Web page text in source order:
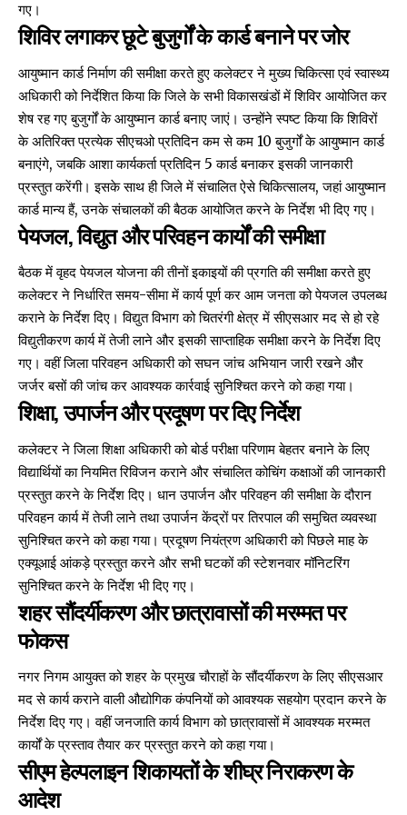
गए।
शिविर लगाकर छूटे बुजुर्गों के कार्ड बनाने पर जोर
आयुष्मान कार्ड निर्माण की समीक्षा करते हुए कलेक्टर ने मुख्य चिकित्सा एवं स्वास्थ्य
अधिकारी को निर्देशित किया कि जिले के सभी विकासखंडों में शिविर आयोजित कर
शेष रह गए बुजुर्गों के आयुष्मान कार्ड बनाए जाएं। उन्होंने स्पष्ट किया कि शिविरों
के अतिरिक्त प्रत्येक सीएचओ प्रतिदिन कम से कम 10 बुजुर्गों के आयुष्मान कार्ड
बनाएंगे, जबकि आशा कार्यकर्ता प्रतिदिन 5 कार्ड बनाकर इसकी जानकारी
प्रस्तुत करेंगी। इसके साथ ही जिले में संचालित ऐसे चिकित्सालय, जहां आयुष्मान
कार्ड मान्य हैं, उनके संचालकों की बैठक आयोजित करने के निर्देश भी दिए गए।
पेयजल, विद्युत और परिवहन कार्यों की समीक्षा
बैठक में वृहद पेयजल योजना की तीनों इकाइयों की प्रगति की समीक्षा करते हुए
कलेक्टर ने निर्धारित समय-सीमा में कार्य पूर्ण कर आम जनता को पेयजल उपलब्ध
कराने के निर्देश दिए। विद्युत विभाग को चितरंगी क्षेत्र में सीएसआर मद से हो रहे
विद्युतीकरण कार्य में तेजी लाने और इसकी साप्ताहिक समीक्षा करने के निर्देश दिए
गए। वहीं जिला परिवहन अधिकारी को सघन जांच अभियान जारी रखने और
जर्जर बसों की जांच कर आवश्यक कार्रवाई सुनिश्चित करने को कहा गया।
शिक्षा, उपार्जन और प्रदूषण पर दिए निर्देश
कलेक्टर ने जिला शिक्षा अधिकारी को बोर्ड परीक्षा परिणाम बेहतर बनाने के लिए
विद्यार्थियों का नियमित रिविजन कराने और संचालित कोचिंग कक्षाओं की जानकारी
प्रस्तुत करने के निर्देश दिए। धान उपार्जन और परिवहन की समीक्षा के दौरान
परिवहन कार्य में तेजी लाने तथा उपार्जन केंद्रों पर तिरपाल की समुचित व्यवस्था
सुनिश्चित करने को कहा गया। प्रदूषण नियंत्रण अधिकारी को पिछले माह के
एक्यूआई आंकड़े प्रस्तुत करने और सभी घटकों की स्टेशनवार मॉनिटरिंग
सुनिश्चित करने के निर्देश भी दिए गए।
शहर सौंदर्यीकरण और छात्रावासों की मरम्मत पर
फोकस
नगर निगम आयुक्त को शहर के प्रमुख चौराहों के सौंदर्यीकरण के लिए सीएसआर
मद से कार्य कराने वाली औद्योगिक कंपनियों को आवश्यक सहयोग प्रदान करने के
निर्देश दिए गए। वहीं जनजाति कार्य विभाग को छात्रावासों में आवश्यक मरम्मत
कार्यों के प्रस्ताव तैयार कर प्रस्तुत करने को कहा गया।
सीएम हेल्पलाइन शिकायतों के शीघ्र निराकरण के
आदेश